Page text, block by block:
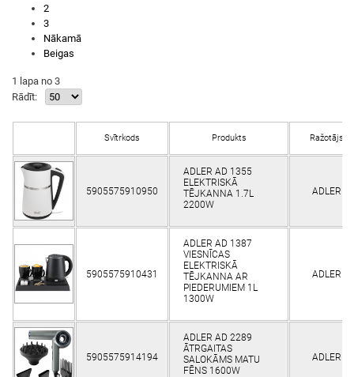
2
3
Nākamā
Beigas
1 lapa no 3
Rādīt:
Svītrkods Produkts Ražotājs
5905575910950
ADLER AD 1355
ELEKTRISKĀ
TĒJKANNA 1.7L
2200W
ADLER
5905575910431
ADLER AD 1387
VIESNĪCAS
ELEKTRISKĀ
TĒJKANNA AR
PIEDERUMIEM 1L
1300W
ADLER
5905575914194
ADLER AD 2289
ĀTRGAITAS
SALOKĀMS MATU
FĒNS 1600W
ADLER